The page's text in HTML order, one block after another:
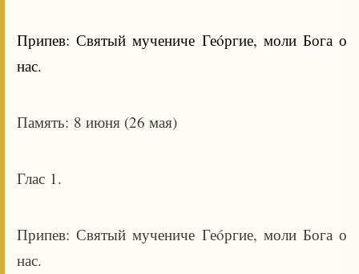
Припев: Святый мучениче Геóргие, моли Бога о
нас.
Память: 8 июня (26 мая)
Глас 1.
Припев: Святый мучениче Геóргие, моли Бога о
нас.